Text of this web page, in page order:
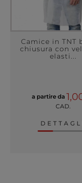
Camice in TNT
chiusura con
elasti...
a partire da
CAD.